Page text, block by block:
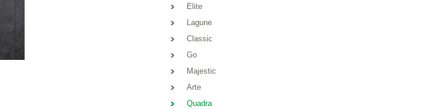
Elite
Lagune
Classic
Go
Majestic
Arte
Quadra